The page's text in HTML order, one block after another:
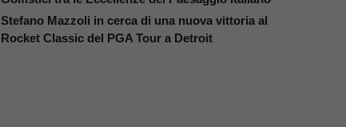
Stefano Mazzoli in cerca di una nuova vittoria al
Rocket Classic del PGA Tour a Detroit